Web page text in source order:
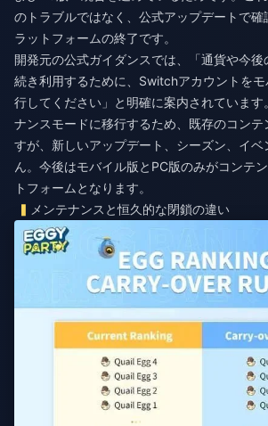
のトラブルではなく、公式アップデートで
ラットフォームの終了です。
開発元の公式ガイダンスでは、「通貨や今後
続き利用するために、Switchアカウントを
行してください」と明確に案内されていま
ナンスモードに移行するため、既存のコン
すが、新しいアップデート、シーズン、イ
ん。今後はモバイル版とPC版のみがコンテ
トフォームとなります。
メンテナンスと恒久的な閉鎖の違い